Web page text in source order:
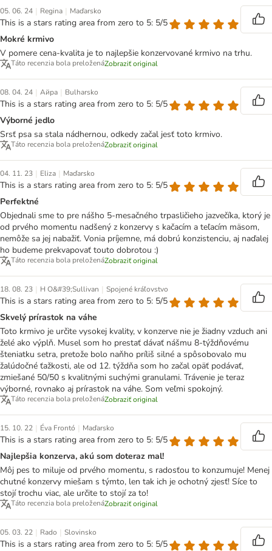
05. 06. 24 | Regina | Maďarsko
This is a stars rating area from zero to 5: 5/5
Mokré krmivo
V pomere cena-kvalita je to najlepšie konzervované krmivo na trhu.
Táto recenzia bola preloženáZobraziť original
08. 04. 24 | Айра | Bulharsko
This is a stars rating area from zero to 5: 5/5
Výborné jedlo
Srsť psa sa stala nádhernou, odkedy začal jesť toto krmivo.
Táto recenzia bola preloženáZobraziť original
04. 11. 23 | Eliza | Maďarsko
This is a stars rating area from zero to 5: 5/5
Perfektné
Objednali sme to pre nášho 5-mesačného trpasličieho jazvečíka, ktorý je
od prvého momentu nadšený z konzervy s kačacím a teľacím mäsom,
nemôže sa jej nabažiť. Vonia príjemne, má dobrú konzistenciu, aj naďalej
ho budeme prekvapovať touto dobrotou :)
Táto recenzia bola preloženáZobraziť original
18. 08. 23 | H O&#39;Sullivan | Spojené kráľovstvo
This is a stars rating area from zero to 5: 5/5
Skvelý prírastok na váhe
Toto krmivo je určite vysokej kvality, v konzerve nie je žiadny vzduch ani
želé ako výplň. Musel som ho prestať dávať nášmu 8-týždňovému
šteniatku setra, pretože bolo naňho príliš silné a spôsobovalo mu
žalúdočné ťažkosti, ale od 12. týždňa som ho začal opäť podávať,
zmiešané 50/50 s kvalitnými suchými granulami. Trávenie je teraz
výborné, rovnako aj prírastok na váhe. Som veľmi spokojný.
Táto recenzia bola preloženáZobraziť original
15. 10. 22 | Éva Frontó | Maďarsko
This is a stars rating area from zero to 5: 5/5
Najlepšia konzerva, akú som doteraz mal!
Môj pes to miluje od prvého momentu, s radosťou to konzumuje! Menej
chutné konzervy miešam s týmto, len tak ich je ochotný zjesť! Síce to
stojí trochu viac, ale určite to stojí za to!
Táto recenzia bola preloženáZobraziť original
05. 03. 22 | Rado | Slovinsko
This is a stars rating area from zero to 5: 5/5